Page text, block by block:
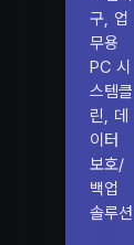
구, 업
무용
PC 시
스템클
린, 데
이터
보호/
백업
솔루션